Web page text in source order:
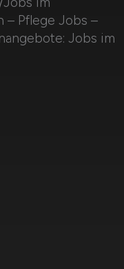
– Pflege Jobs –
Jobs im